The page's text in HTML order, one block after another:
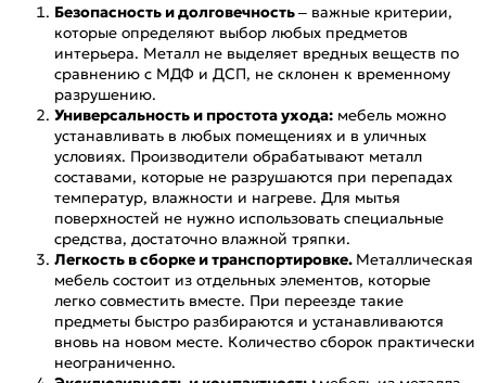
Безопасность и долговечность– важные критерии,
которые определяют выбор любых предметов
интерьера. Металл не выделяет вредных веществ по
сравнению с МДФ и ДСП, не склонен к временному
разрушению.
Универсальность и простота ухода: мебель можно
устанавливать в любых помещениях и в уличных
условиях. Производители обрабатывают металл
составами, которые не разрушаются при перепадах
температур, влажности и нагреве. Для мытья
поверхностей не нужно использовать специальные
средства, достаточно влажной тряпки.
Легкость в сборке и транспортировке. Металлическая
мебель состоит из отдельных элементов, которые
легко совместить вместе. При переезде такие
предметы быстро разбираются и устанавливаются
вновь на новом месте. Количество сборок практически
неограниченно.